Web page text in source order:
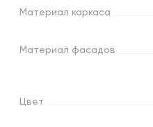
Материал каркаса
Материал фасадов
Цвет